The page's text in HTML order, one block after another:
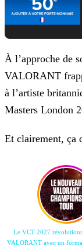
À l’approche de
VALORANT
à l’artiste
Masters London
Et clairement, ça
Le VCT 2027
VALORANT avec un